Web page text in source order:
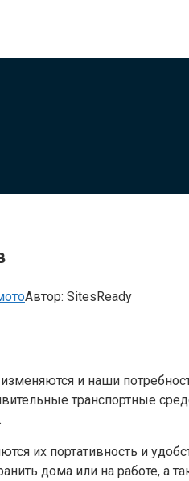
Автор: SitesReady
и наши
транспортные
их портативность и
дома или на работе,